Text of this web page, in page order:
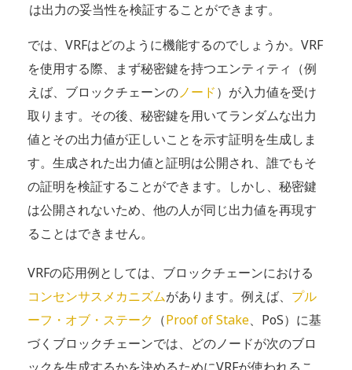
は出力の妥当性を検証することができます。
では、VRFはどのように機能するのでしょうか。VRF
を使用する際、まず秘密鍵を持つエンティティ（例
えば、ブロックチェーンのノード）が入力値を受け
取ります。その後、秘密鍵を用いてランダムな出力
値とその出力値が正しいことを示す証明を生成しま
す。生成された出力値と証明は公開され、誰でもそ
の証明を検証することができます。しかし、秘密鍵
は公開されないため、他の人が同じ出力値を再現す
ることはできません。
VRFの応用例としては、ブロックチェーンにおける
コンセンサスメカニズムがあります。例えば、 プル
ーフ・オブ・ステーク （Proof of Stake、PoS）に基
づくブロックチェーンでは、どのノードが次のブロ